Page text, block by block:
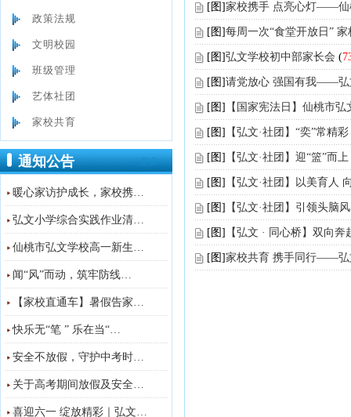
政策法规
文明校园
班级管理
艺体社团
家校共育
通知公告 更多>>
暖心家访护成长，家校携…
弘文小学综合实践作业清…
仙桃市弘文学校高一新生…
闻“风”而动，筑牢防线…
【家校直通车】暑假告家…
快乐无“笔 ” 乐在当“…
安全不放假，守护中考时…
关于高考期间放假及安全…
喜迎六一 绽放精彩｜弘文…
[图]家校携手 点亮心灯——仙
[图]每周一次“食堂开放日”
[图]弘文学校初中部家长会 (
[图]请党放心 强国有我——弘
[图] 【国家宪法日】仙桃市
[图] 【弘文·社团】“奕”常精
[图] 【弘文·社团】迎“篮”而
[图] 【弘文·社团】以美育人
[图] 【弘文·社团】引领头脑
[图] 【弘文 · 同心桥】双向
[图]家校共育 携手同行——弘